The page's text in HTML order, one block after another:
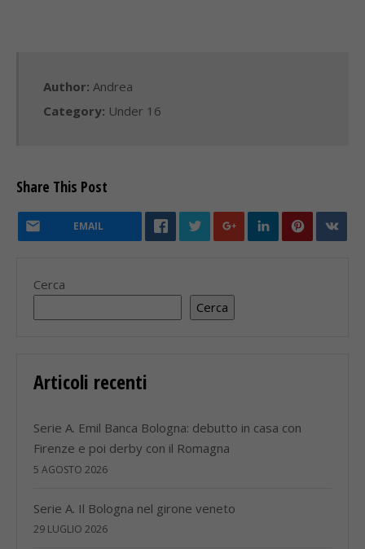
Author: Andrea
Category: Under 16
Share This Post
EMAIL
Cerca
Cerca
Articoli recenti
Serie A. Emil Banca Bologna: debutto in casa con
Firenze e poi derby con il Romagna
5 AGOSTO 2026
Serie A. Il Bologna nel girone veneto
29 LUGLIO 2026